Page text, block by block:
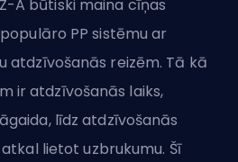
A būtiski maina cīņas
PP sistēmu ar
atdzīvošanās reizēm. Tā kā
ir atdzīvošanās laiks,
līdz atdzīvošanās
lietot uzbrukumu. Šī